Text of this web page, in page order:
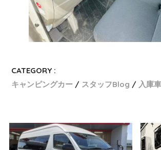
CATEGORY :
キャンピングカー
スタッフBlog 入庫